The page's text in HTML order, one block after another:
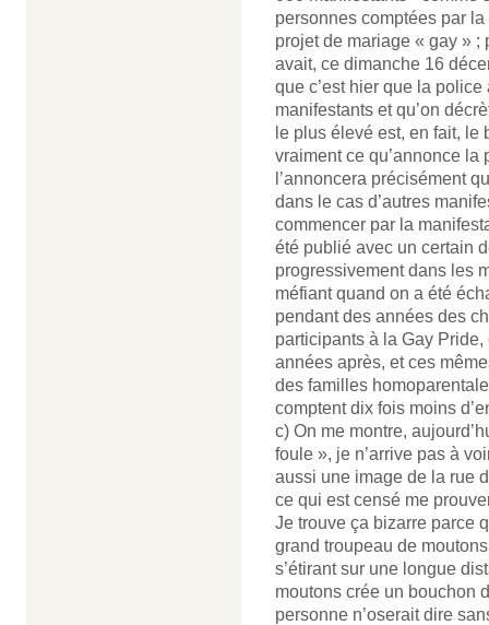
personnes comptées par
projet de mariage « gay » ;
avait, ce dimanche 16
que c’est hier que la
manifestants et qu’on
le plus élevé est, en fait,
vraiment ce qu’annonce la
l’annoncera précisément
dans le cas d’autres
commencer par la
été publié avec un certain
progressivement dans les
méfiant quand on a été
pendant des années des
participants à la Gay
années après, et ces
des familles
comptent dix fois moins
c) On me montre,
foule », je n’arrive pas à
aussi une image de la rue
ce qui est censé me
Je trouve ça bizarre parce
grand troupeau de
s’étirant sur une longue
moutons crée un bouchon
personne n’oserait dire